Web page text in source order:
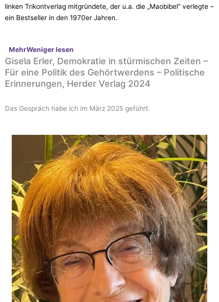
linken Trikontverlag mitgründete, der u.a. die „Maobibel“ verlegte –
ein Bestseller in den 1970er Jahren.
MehrWenigerlesen
Gisela Erler, Demokratie in stürmischen Zeiten –
Für eine Politik des Gehörtwerdens – Politische
Erinnerungen, Herder Verlag 2024
Das Gespräch habe ich im März 2025 geführt.